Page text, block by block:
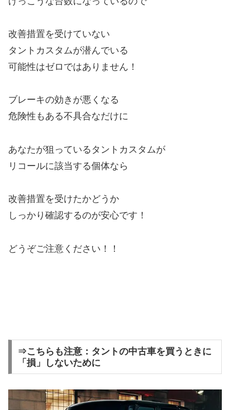
改善措置を受けていない
タントカスタムが潜んでいる
可能性はゼロではありません！
ブレーキの効きが悪くなる
危険性もある不具合なだけに
あなたが狙っているタントカスタムが
リコールに該当する個体なら
改善措置を受けたかどうか
しっかり確認するのが安心です！
どうぞご注意ください！！
⇒こちらも注意：タントの中古車を買うときに
「損」しないために